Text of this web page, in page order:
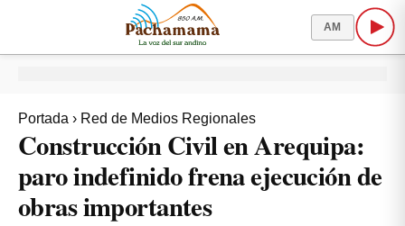
AM
Portada › Red de Medios Regionales
Construcción Civil en Arequipa:
paro indefinido frena ejecución de
obras importantes